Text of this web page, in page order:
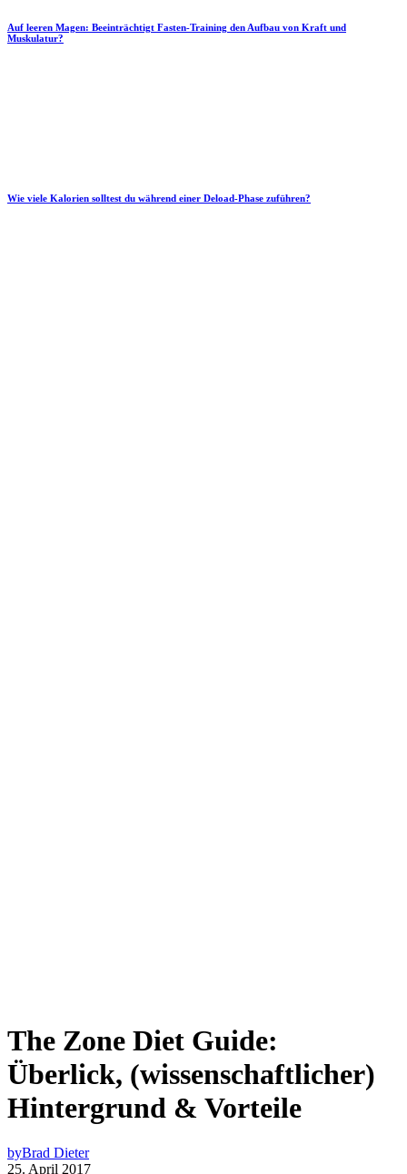
Auf leeren Magen: Beeinträchtigt Fasten-Training den Aufbau von Kraft und
Muskulatur?
Wie viele Kalorien solltest du während einer Deload-Phase zuführen?
The Zone Diet Guide:
Überlick, (wissenschaftlicher)
Hintergrund & Vorteile
byBrad Dieter
25. April 2017